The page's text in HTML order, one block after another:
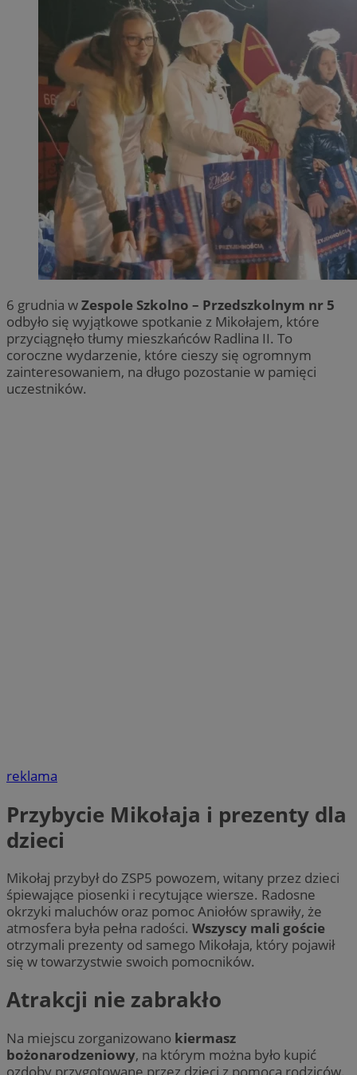
6 grudnia wZespole Szkolno – Przedszkolnym nr 5
odbyło się wyjątkowe spotkanie z Mikołajem, które
przyciągnęło tłumy mieszkańców Radlina II. To
coroczne wydarzenie, które cieszy się ogromnym
zainteresowaniem, na długo pozostanie w pamięci
uczestników.
reklama
Przybycie Mikołaja i prezenty dla
dzieci
Mikołaj przybył do ZSP5 powozem, witany przez dzieci
śpiewające piosenki i recytujące wiersze. Radosne
okrzyki maluchów oraz pomoc Aniołów sprawiły, że
atmosfera była pełna radości. Wszyscy mali goście
otrzymali prezenty od samego Mikołaja, który pojawił
się w towarzystwie swoich pomocników.
Atrakcji nie zabrakło
Na miejscu zorganizowano kiermasz
bożonarodzeniowy, na którym można było kupić
ozdoby przygotowane przez dzieci z pomocą rodziców.